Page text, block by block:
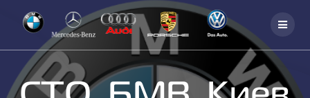
Skip
to
content